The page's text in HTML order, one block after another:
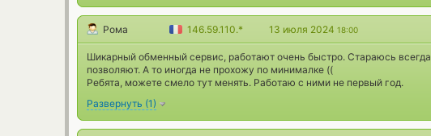
Рома 146.59.110.* 13 июля 2024 18:00
Шикарный обменный сервис, работают очень быстро. Стараюсь
позволяют. А то иногда не прохожу по минималке ((
Ребята, можете смело тут менять. Работаю с ними не первый год.
Развернуть (1)